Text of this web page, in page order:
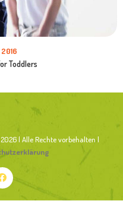
Toddlers
| Alle Rechte vorbehalten |